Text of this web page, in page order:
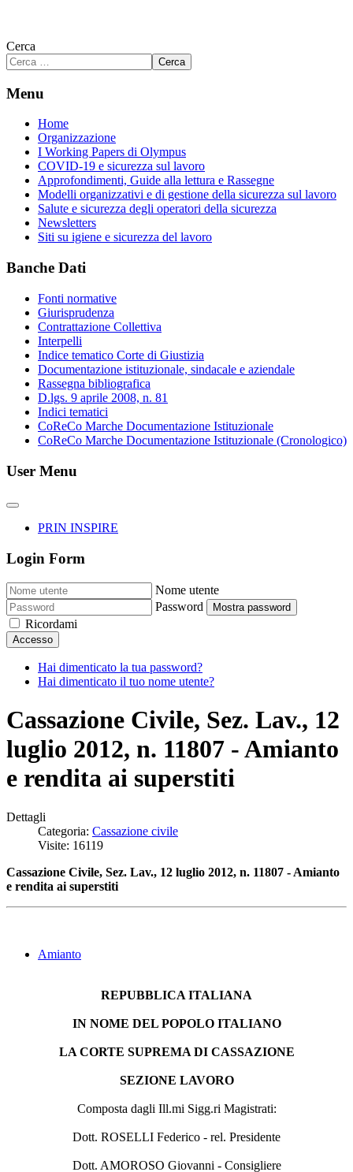
Cerca
Cerca
Menu
Home
Organizzazione
I Working Papers di Olympus
COVID-19 e sicurezza sul lavoro
Approfondimenti, Guide alla lettura e Rassegne
Modelli organizzativi e di gestione della sicurezza sul lavoro
Salute e sicurezza degli operatori della sicurezza
Newsletters
Siti su igiene e sicurezza del lavoro
Banche Dati
Fonti normative
Giurisprudenza
Contrattazione Collettiva
Interpelli
Indice tematico Corte di Giustizia
Documentazione istituzionale, sindacale e aziendale
Rassegna bibliografica
D.lgs. 9 aprile 2008, n. 81
Indici tematici
CoReCo Marche Documentazione Istituzionale
CoReCo Marche Documentazione Istituzionale (Cronologico)
User Menu
PRIN INSPIRE
Login Form
Nome utente
Password
Mostra password
Ricordami
Accesso
Hai dimenticato la tua password?
Hai dimenticato il tuo nome utente?
Cassazione Civile, Sez. Lav., 12
luglio 2012, n. 11807 - Amianto
e rendita ai superstiti
Dettagli
Categoria: Cassazione civile
Visite: 16119
Cassazione Civile, Sez. Lav., 12 luglio 2012, n. 11807 - Amianto
e rendita ai superstiti
Amianto
REPUBBLICA ITALIANA
IN NOME DEL POPOLO ITALIANO
LA CORTE SUPREMA DI CASSAZIONE
SEZIONE LAVORO
Composta dagli Ill.mi Sigg.ri Magistrati:
Dott. ROSELLI Federico - rel. Presidente
Dott. AMOROSO Giovanni - Consigliere